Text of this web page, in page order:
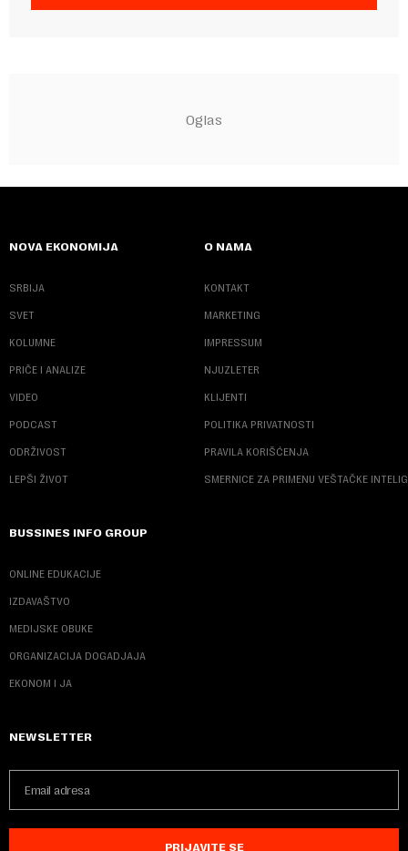
NOVA EKONOMIJA
SRBIJA
SVET
KOLUMNE
PRIČE I ANALIZE
VIDEO
PODCAST
ODRŽIVOST
LEPŠI ŽIVOT
O NAMA
KONTAKT
MARKETING
IMPRESSUM
NJUZLETER
KLIJENTI
POLITIKA PRIVATNOSTI
PRAVILA KORIŠĆENJA
SMERNICE ZA PRIMENU VEŠTAČKE
BUSSINES INFO GROUP
ONLINE EDUKACIJE
IZDAVAŠTVO
MEDIJSKE OBUKE
ORGANIZACIJA DOGADJAJA
EKONOM I JA
NEWSLETTER
PRIJAVITE SE